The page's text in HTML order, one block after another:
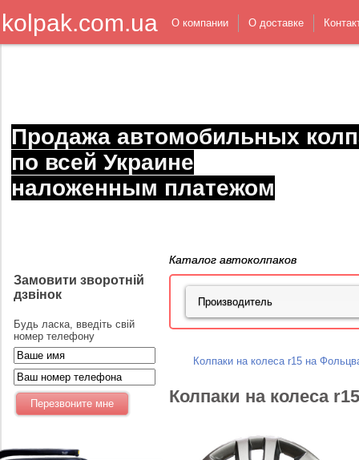
kolpak.com.ua О компании О доставке
Продажа автомобильных
по всей Украине
наложенным платежом
Замовити зворотній
дзвінок
Будь ласка, введіть свій
номер телефону
Каталог автоколпаков
Колпаки на колеса r15 на
Колпаки на колеса